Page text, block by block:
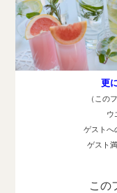
更
（この
ウ
ゲストへ
ゲスト
この